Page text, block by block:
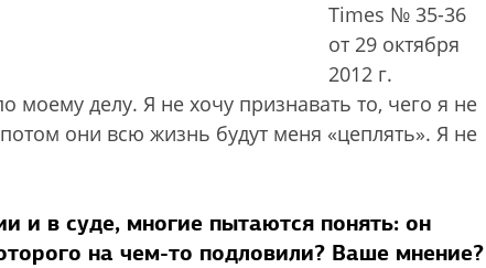
Times № 35-36
от 29 октября
2012 г.
делу. Я не хочу признавать то, чего я не
они всю жизнь будут меня «цеплять». Я не
и в суде, многие пытаются понять: он
на чем-то подловили? Ваше мнение?